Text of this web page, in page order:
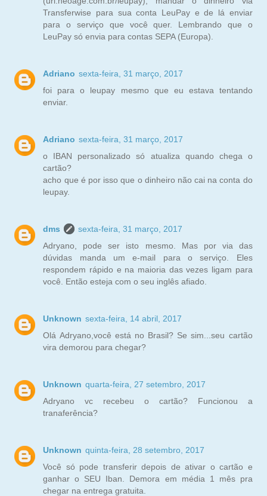
Transferwise para sua conta LeuPay e de lá enviar
para o serviço que você quer. Lembrando que o
LeuPay só envia para contas SEPA (Europa).
Adriano sexta-feira, 31 março, 2017
foi para o leupay mesmo que eu estava tentando
enviar.
Adriano sexta-feira, 31 março, 2017
o IBAN personalizado só atualiza quando chega o
cartão?
acho que é por isso que o dinheiro não cai na conta do
leupay.
dms
sexta-feira, 31 março, 2017
Adryano, pode ser isto mesmo. Mas por via das
dúvidas manda um e-mail para o serviço. Eles
respondem rápido e na maioria das vezes ligam para
você. Então esteja com o seu inglês afiado.
Unknown sexta-feira, 14 abril, 2017
Olá Adryano,você está no Brasil? Se sim...seu cartão
vira demorou para chegar?
Unknown quarta-feira, 27 setembro, 2017
Adryano vc recebeu o cartão? Funcionou a
tranaferência?
Unknown quinta-feira, 28 setembro, 2017
Você só pode transferir depois de ativar o cartão e
ganhar o SEU Iban. Demora em média 1 mês pra
chegar na entrega gratuita.